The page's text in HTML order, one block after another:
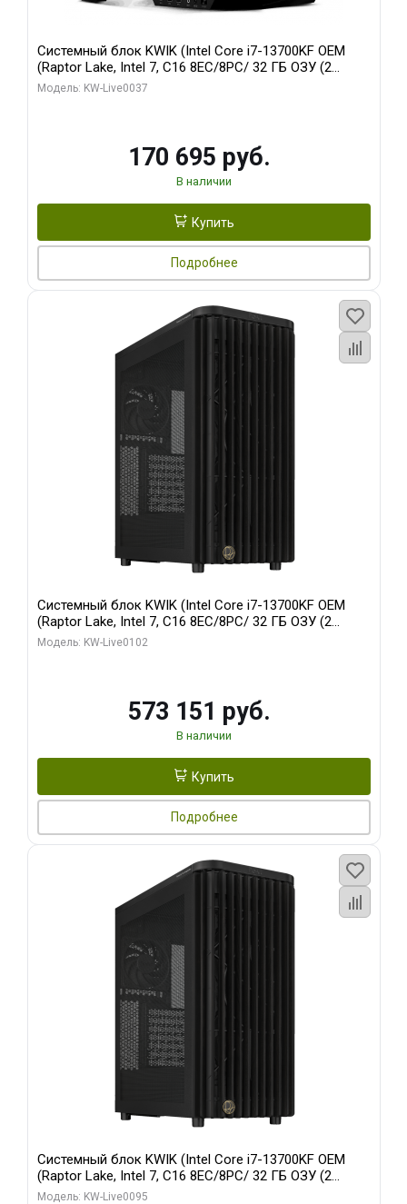
Системный блок KWIK (Intel Core i7-13700KF OEM
(Raptor Lake, Intel 7, C16 8EC/8PC/ 32 ГБ ОЗУ (2
модуля)/ Gigabyte RTX5070 AERO OC 12GB GDDR7
Модель: KW-Live0037
170 695 руб.
В наличии
Купить
Подробнее
Системный блок KWIK (Intel Core i7-13700KF OEM
(Raptor Lake, Intel 7, C16 8EC/8PC/ 32 ГБ ОЗУ (2
модуля)/ Afox RTX4090 24GB GDDR6X 384-Bit 3xDP
Модель: KW-Live0102
573 151 руб.
В наличии
Купить
Подробнее
Системный блок KWIK (Intel Core i7-13700KF OEM
(Raptor Lake, Intel 7, C16 8EC/8PC/ 32 ГБ ОЗУ (2
модуля)/ Afox RTX4090 24GB GDDR6X 384-Bit 3xDP
Модель: KW-Live0095